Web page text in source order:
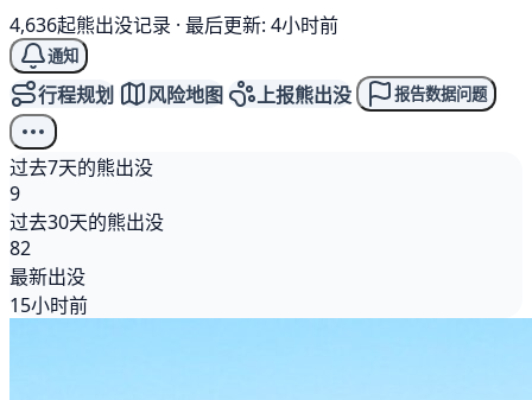
4,636起熊出没记录 · 最后更新: 4小时前
通知
行程规划 风险地图 上报熊出没 报告数据问题
过去7天的熊出没
9
过去30天的熊出没
82
最新出没
15小时前